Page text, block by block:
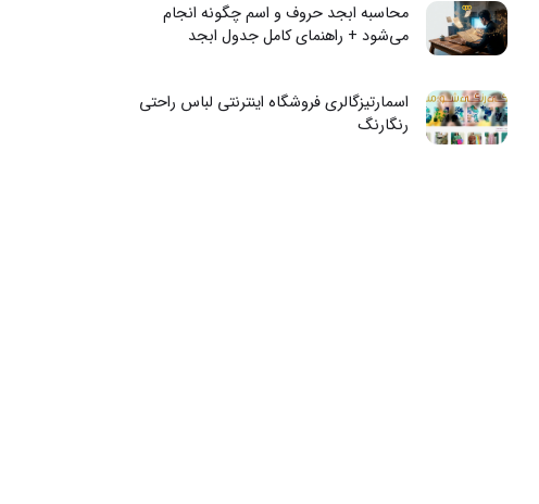
محاسبه ابجد حروف و اسم چگونه انجام
می‌شود + راهنمای کامل جدول ابجد
اسمارتیزگالری فروشگاه اینترنتی لباس راحتی
رنگارنگ